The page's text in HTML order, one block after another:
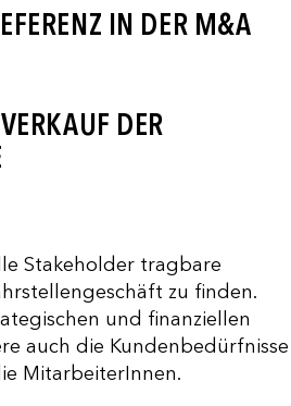
IN DER M&A
DER
Stakeholder tragbare
zu finden.
und finanziellen
auch die Kundenbedürfnisse
MitarbeiterInnen.